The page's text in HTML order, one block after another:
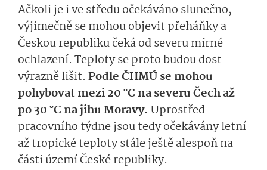
Ačkoli je i ve středu očekáváno slunečno,
výjimečně se mohou objevit přeháňky a
Českou republiku čeká od severu mírné
ochlazení. Teploty se proto budou dost
výrazně lišit. Podle ČHMÚ se mohou
pohybovat mezi 20 °C na severu Čech až
po 30 °C na jihu Moravy. Uprostřed
pracovního týdne jsou tedy očekávány letní
až tropické teploty stále ještě alespoň na
části území České republiky.